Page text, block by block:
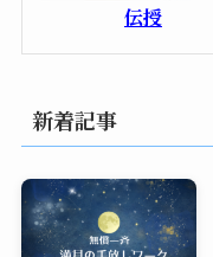
伝授
新着記事